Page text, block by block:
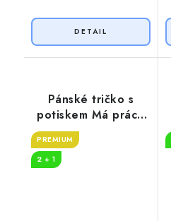
Pánské tričko s
potiskem Má práce
je hasič
PREMIUM
2 + 1